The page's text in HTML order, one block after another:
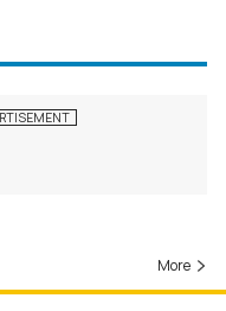
More